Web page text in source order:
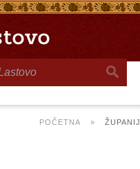
POČETNA »